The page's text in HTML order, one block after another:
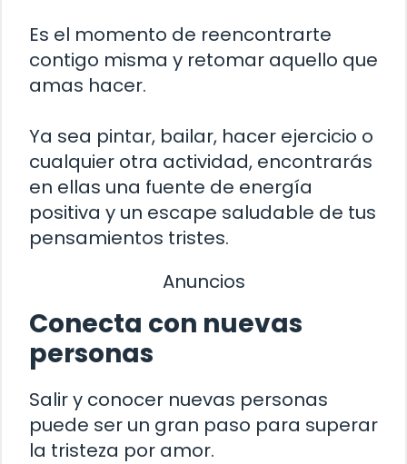
Es el momento de reencontrarte
contigo misma y retomar aquello que
amas hacer.
Ya sea pintar, bailar, hacer ejercicio o
cualquier otra actividad, encontrarás
en ellas una fuente de energía
positiva y un escape saludable de tus
pensamientos tristes.
Anuncios
Conecta con nuevas
personas
Salir y conocer nuevas personas
puede ser un gran paso para superar
la tristeza por amor.